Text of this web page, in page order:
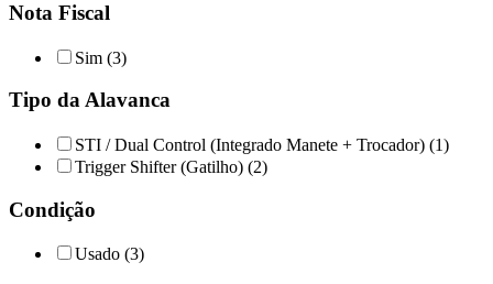
Nota Fiscal
Sim (3)
Tipo da Alavanca
STI / Dual Control (Integrado Manete + Trocador) (1)
Trigger Shifter (Gatilho) (2)
Condição
Usado (3)